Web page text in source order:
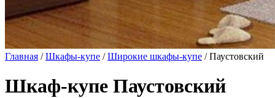
Главная /Шкафы-купе /Широкие шкафы-купе / Паустовский
Шкаф-купе Паустовский